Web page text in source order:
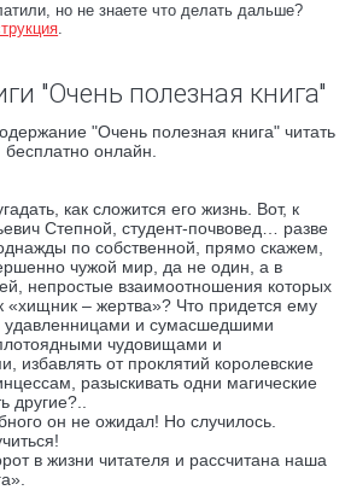
но не знаете что делать дальше?
.
"Очень полезная книга"
"Очень полезная книга" читать
бесплатно онлайн.
как сложится его жизнь. Вот, к
Степной, студент-почвовед… разве
по собственной, прямо скажем,
чужой мир, да не один, а в
непростые взаимоотношения которых
«хищник – жертва»? Что придется ему
и сумасшедшими
чудовищами и
избавлять от проклятий королевские
разыскивать одни магические
другие?..
он не ожидал! Но случилось.
в жизни читателя и рассчитана наша